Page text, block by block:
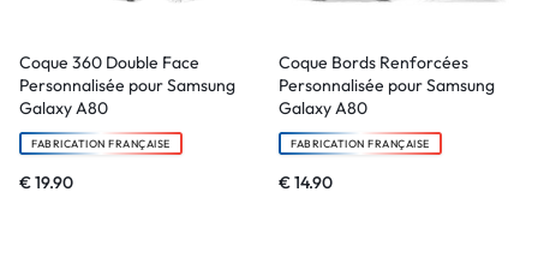
Coque 360 Double Face
Personnalisée pour Samsung
Galaxy A80
FABRICATION FRANÇAISE
€19.90
Coque Bords Renforcées
Personnalisée pour Samsung
Galaxy A80
FABRICATION FRANÇAISE
€14.90